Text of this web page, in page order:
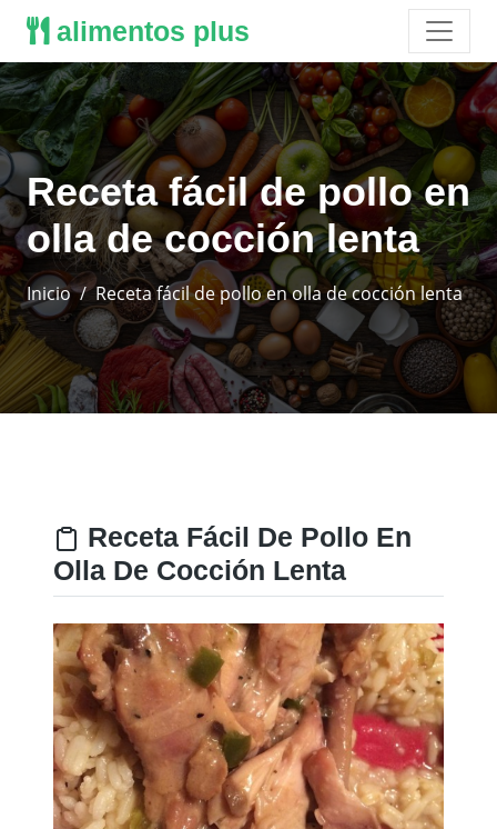
alimentos plus
Receta fácil de pollo en
olla de cocción lenta
Inicio Receta fácil de pollo en olla de cocción lenta
Receta Fácil De Pollo En
Olla De Cocción Lenta